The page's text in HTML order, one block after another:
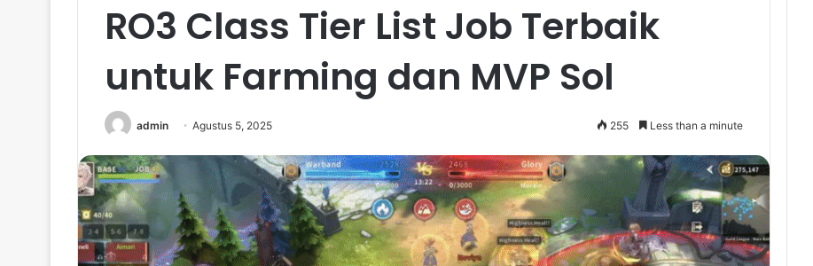
RO3 Class Tier List Job Terbaik
untuk Farming dan MVP Sol
admin Agustus 5, 2025 255 Less than a minute